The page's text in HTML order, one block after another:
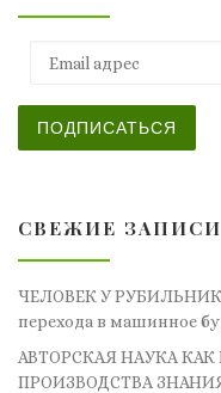
ПОДПИСАТЬСЯ
СВЕЖИЕ ЗАПИСИ
ЧЕЛОВЕК У
перехода в машинное
АВТОРСКАЯ НАУКА
ПРОИЗВОДСТВА